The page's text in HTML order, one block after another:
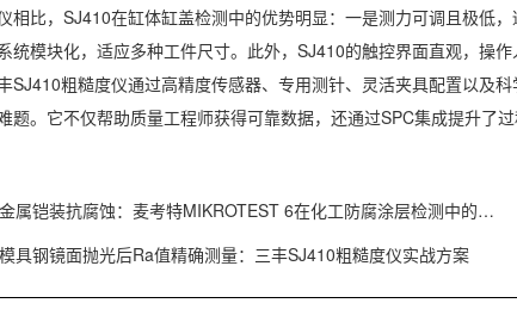
相比，SJ410在缸体缸盖检测中的优势明显：一是测力可调且极低
统模块化，适应多种工件尺寸。此外，SJ410的触控界面直观，操作
SJ410粗糙度仪通过高精度传感器、专用测针、灵活夹具配置以及
题。它不仅帮助质量工程师获得可靠数据，还通过SPC集成提升了
金属铠装抗腐蚀：麦考特MIKROTEST 6在化工防腐涂层检测中的…
模具钢镜面抛光后Ra值精确测量：三丰SJ410粗糙度仪实战方案